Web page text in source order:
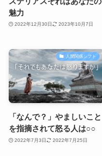
魅力
2022年12月30日 2023年10月7日
人間関係シフト
「なんで？」やましいこと
を指摘されて怒る人は○○
2022年7月3日 2022年7月25日